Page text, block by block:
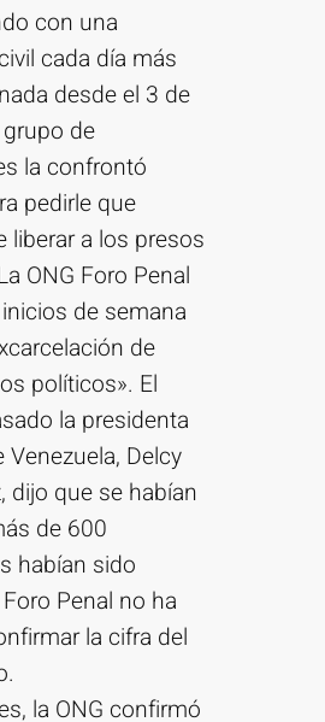
con una
cada día más
desde el 3 de
de
la confrontó
pedirle que
liberar a los presos
ONG Foro Penal
de semana
de
políticos». El
la presidenta
Venezuela, Delcy
dijo que se habían
de 600
habían sido
Penal no ha
la cifra del
la ONG confirmó